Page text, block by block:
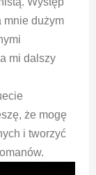
mnie dużym
mi dalszy
że mogę
i tworzyć